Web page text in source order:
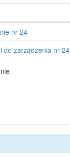
nr 24
do zarządzenia nr 24